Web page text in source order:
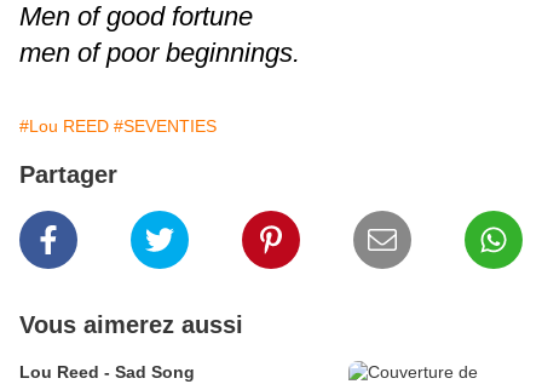
Men of good fortune
men of poor beginnings.
#Lou REED #SEVENTIES
Partager
Vous aimerez aussi
Lou Reed - Sad Song